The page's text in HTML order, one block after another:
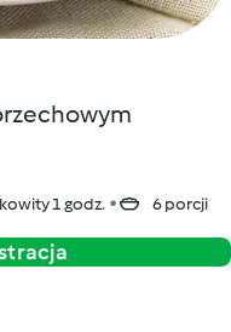
1 godz. 6 porcji